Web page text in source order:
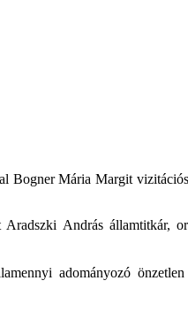
Bogner Mária Margit
András államtitkár,
adományozó